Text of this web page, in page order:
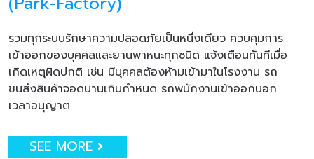
รวมทุกระบบรักษาความปลอดภัยเป็นหนึ่งเดียว ควบคุมการ
เข้าออกของบุคคลและยานพาหนะทุกชนิด แจ้งเตือนทันทีเมื่อ
เกิดเหตุผิดปกติ เช่น มีบุคคลต้องห้ามเข้ามาในโรงงาน รถ
ขนส่งสินค้าจอดนานเกินกำหนด รถพนักงานเข้าออกนอก
เวลาอนุญาต
SEE MORE